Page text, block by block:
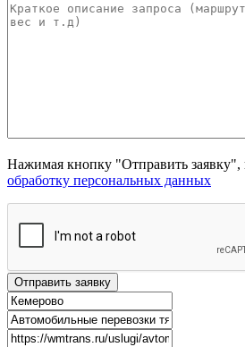
Нажимая кнопку "Отправить заявку",
обработку персональных данных